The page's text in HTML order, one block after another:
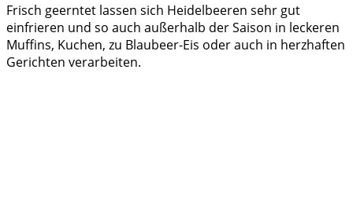
Frisch geerntet lassen sich Heidelbeeren sehr gut
einfrieren und so auch außerhalb der Saison in leckeren
Muffins, Kuchen, zu Blaubeer-Eis oder auch in herzhaften
Gerichten verarbeiten.